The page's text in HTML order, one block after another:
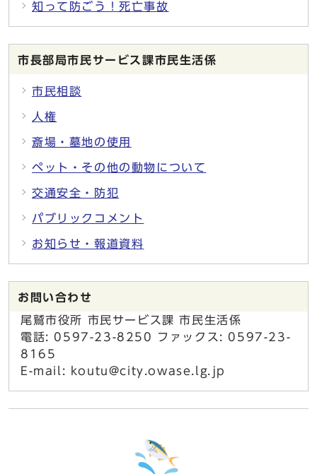
知って防ごう！死亡事故
市長部局市民サービス課市民生活係
市民相談
人権
斎場・墓地の使用
ペット・その他の動物について
交通安全・防犯
パブリックコメント
お知らせ・報道資料
お問い合わせ
尾鷲市役所 市民サービス課 市民生活係
電話: 0597-23-8250 ファックス: 0597-23-
8165
E-mail: koutu@city.owase.lg.jp